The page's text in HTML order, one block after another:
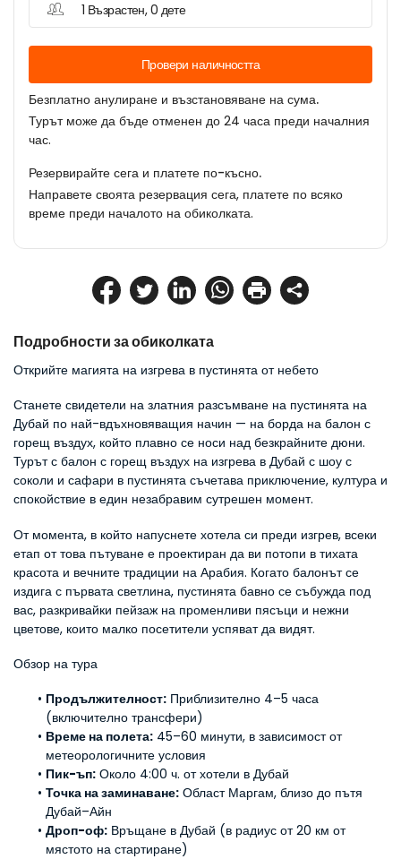
Подробности за обиколката
Открийте магията на изгрева в пустинята от небето
Станете свидетели на златния разсъмване на пустинята на
Дубай по най-вдъхновяващия начин — на борда на балон с
горещ въздух, който плавно се носи над безкрайните дюни.
Турът с балон с горещ въздух на изгрева в Дубай с шоу с
соколи и сафари в пустинята съчетава приключение, култура и
спокойствие в един незабравим сутрешен момент.
От момента, в който напуснете хотела си преди изгрев, всеки
етап от това пътуване е проектиран да ви потопи в тихата
красота и вечните традиции на Арабия. Когато балонът се
издига с първата светлина, пустинята бавно се събужда под
вас, разкривайки пейзаж на променливи пясъци и нежни
цветове, които малко посетители успяват да видят.
Обзор на тура
Продължителност: Приблизително 4–5 часа
(включително трансфери)
Време на полета: 45–60 минути, в зависимост от
метеорологичните условия
Пик-ъп: Около 4:00 ч. от хотели в Дубай
Точка на заминаване: Област Маргам, близо до пътя
Дубай–Айн
Дроп-оф: Връщане в Дубай (в радиус от 20 км от
мястото на стартиране)
1 Възрастен, 0 дете
Провери наличността
Безплатно анулиране и възстановяване на сума.
Турът може да бъде отменен до 24 часа преди началния
час.
Резервирайте сега и платете по-късно.
Направете своята резервация сега, платете по всяко
време преди началото на обиколката.